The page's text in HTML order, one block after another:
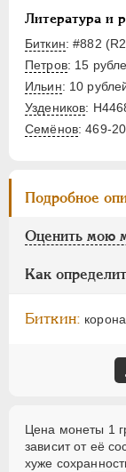
Литература и
Биткин: #882
Петров: 15
Ильин: 10
Уздеников:
Семёнов: 469-
Подробное
Оценить мою
Как
Биткин:
Цена монеты 1
зависит от её
хуже
5 злотых
2 злотых
1 злотый
10 грошей
5 грошей
НИКОЛАЙ I
АЛЕКСАНДР II
НИКОЛАЙ II